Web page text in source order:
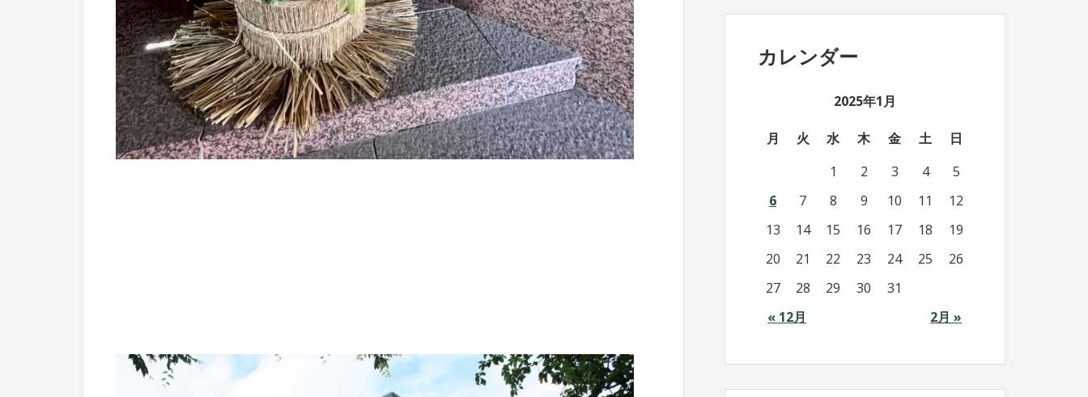
カレンダー
2025年1月
月 火 水 木 金 土 日
« 12月 2月 »
1 2 3 4
5
6
7 8 9 10 11
12
13
14 15 16 17 18
19
20
21 22 23 24 25
26
27
28 29 30 31